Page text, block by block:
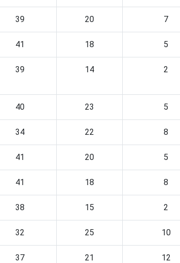
39 20 7
41 18 5
39 14 2
40 23 5
34 22 8
41 20 5
41 18 8
38 15 2
32 25 10
37 21 12